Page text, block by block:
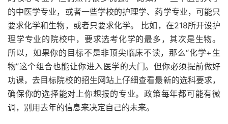
的中医学专业，或者一些学校的护理学、药学专业，可能只
要求化学和生物，或者只要求化学。 比如，在218所开设护
理学专业的院校中，要求选考化学的最多，其次是生物。
所以，如果你的目标不是非顶尖临床不读，那么“化学+生
物”这个组合也能让你进入医学的大门。但你必须提前做好
功课，去目标院校的招生网站上仔细查看最新的选科要求，
确保你的选择能对上你想报的专业。政策每年都可能有微
调，别用去年的信息来决定自己的未来。